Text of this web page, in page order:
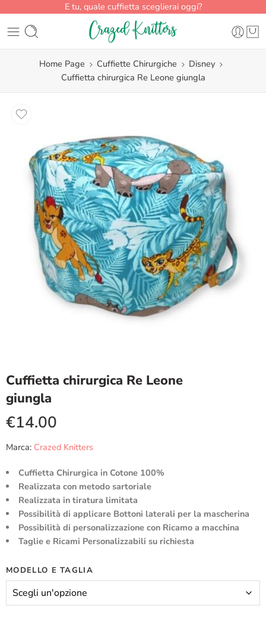
E tu, quale cuffietta sceglierai oggi?
Home Page Cuffiette Chirurgiche
Disney
Cuffietta chirurgica Re Leone giungla
Cuffietta chirurgica Re Leone
giungla
€14.00
Marca: Crazed Knitters
Cuffietta Chirurgica in Cotone 100%
Realizzata con metodo sartoriale
Realizzata in tiratura limitata
Possibilità di applicare Bottoni laterali per la mascherina
Possibilità di personalizzazione con Ricamo a macchina
Taglie e Ricami Personalizzabili su richiesta
MODELLO E TAGLIA